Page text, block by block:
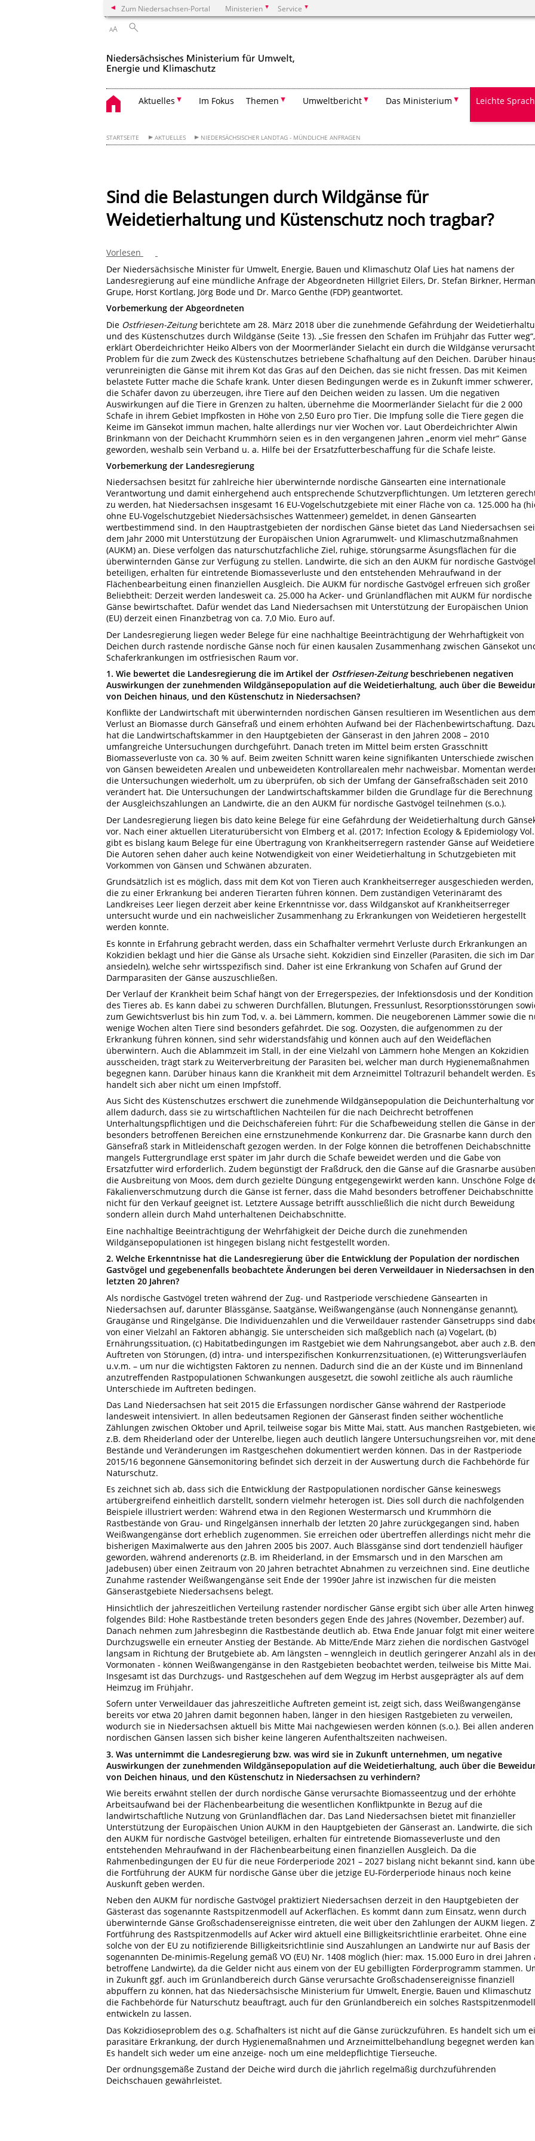
Zum Niedersachsen-Portal Ministerien Service
AA
Aktuelles Im Fokus Themen Umweltbericht Das Ministerium Leichte
STARTSEITE AKTUELLES NIEDERSÄCHSISCHER LANDTAG - MÜNDLICHE ANFRAGEN
Sind die Belastungen durch Wildgänse für
Weidetierhaltung und Küstenschutz noch tragbar?
Vorlesen
Der Niedersächsische Minister für Umwelt, Energie, Bauen und Klimaschutz Olaf Lies hat namens der
Landesregierung auf eine mündliche Anfrage der Abgeordneten Hillgriet Eilers, Dr. Stefan Birkner,
Grupe, Horst Kortlang, Jörg Bode und Dr. Marco Genthe (FDP) geantwortet.
Vorbemerkung der Abgeordneten
Die Ostfriesen-Zeitungberichtete am 28. März 2018 über die zunehmende Gefährdung der
und des Küstenschutzes durch Wildgänse (Seite 13). „Sie fressen den Schafen im Frühjahr das Futter weg“,
erklärt Oberdeichrichter Heiko Albers von der Moormerländer Sielacht ein durch die Wildgänse
Problem für die zum Zweck des Küstenschutzes betriebene Schafhaltung auf den Deichen. Darüber
verunreinigten die Gänse mit ihrem Kot das Gras auf den Deichen, das sie nicht fressen. Das mit Keimen
belastete Futter mache die Schafe krank. Unter diesen Bedingungen werde es in Zukunft immer schwerer,
die Schäfer davon zu überzeugen, ihre Tiere auf den Deichen weiden zu lassen. Um die negativen
Auswirkungen auf die Tiere in Grenzen zu halten, übernehme die Moormerländer Sielacht für die 2 000
Schafe in ihrem Gebiet Impfkosten in Höhe von 2,50 Euro pro Tier. Die Impfung solle die Tiere gegen die
Keime im Gänsekot immun machen, halte allerdings nur vier Wochen vor. Laut Oberdeichrichter Alwin
Brinkmann von der Deichacht Krummhörn seien es in den vergangenen Jahren „enorm viel mehr“ Gänse
geworden, weshalb sein Verband u. a. Hilfe bei der Ersatzfutterbeschaffung für die Schafe leiste.
Vorbemerkung der Landesregierung
Niedersachsen besitzt für zahlreiche hier überwinternde nordische Gänsearten eine internationale
Verantwortung und damit einhergehend auch entsprechende Schutzverpflichtungen. Um letzteren
zu werden, hat Niedersachsen insgesamt 16 EU-Vogelschutzgebiete mit einer Fläche von ca. 125.000 ha
ohne EU-Vogelschutzgebiet Niedersächsisches Wattenmeer) gemeldet, in denen Gänsearten
wertbestimmend sind. In den Hauptrastgebieten der nordischen Gänse bietet das Land Niedersachsen
dem Jahr 2000 mit Unterstützung der Europäischen Union Agrarumwelt- und Klimaschutzmaßnahmen
(AUKM) an. Diese verfolgen das naturschutzfachliche Ziel, ruhige, störungsarme Äsungsflächen für die
überwinternden Gänse zur Verfügung zu stellen. Landwirte, die sich an den AUKM für nordische Gastvögel
beteiligen, erhalten für eintretende Biomasseverluste und den entstehenden Mehraufwand in der
Flächenbearbeitung einen finanziellen Ausgleich. Die AUKM für nordische Gastvögel erfreuen sich großer
Beliebtheit: Derzeit werden landesweit ca. 25.000 ha Acker- und Grünlandflächen mit AUKM für nordische
Gänse bewirtschaftet. Dafür wendet das Land Niedersachsen mit Unterstützung der Europäischen Union
(EU) derzeit einen Finanzbetrag von ca. 7,0 Mio. Euro auf.
Der Landesregierung liegen weder Belege für eine nachhaltige Beeinträchtigung der Wehrhaftigkeit von
Deichen durch rastende nordische Gänse noch für einen kausalen Zusammenhang zwischen Gänsekot
Schaferkrankungen im ostfriesischen Raum vor.
1. Wie bewertet die Landesregierung die im Artikel der Ostfriesen-Zeitungbeschriebenen negativen
Auswirkungen der zunehmenden Wildgänsepopulation auf die Weidetierhaltung, auch über die
von Deichen hinaus, und den Küstenschutz in Niedersachsen?
Konflikte der Landwirtschaft mit überwinternden nordischen Gänsen resultieren im Wesentlichen aus dem
Verlust an Biomasse durch Gänsefraß und einem erhöhten Aufwand bei der Flächenbewirtschaftung.
hat die Landwirtschaftskammer in den Hauptgebieten der Gänserast in den Jahren 2008 – 2010
umfangreiche Untersuchungen durchgeführt. Danach treten im Mittel beim ersten Grasschnitt
Biomasseverluste von ca. 30 % auf. Beim zweiten Schnitt waren keine signifikanten Unterschiede zwischen
von Gänsen beweideten Arealen und unbeweideten Kontrollarealen mehr nachweisbar. Momentan
die Untersuchungen wiederholt, um zu überprüfen, ob sich der Umfang der Gänsefraßschäden seit 2010
verändert hat. Die Untersuchungen der Landwirtschaftskammer bilden die Grundlage für die Berechnung
der Ausgleichszahlungen an Landwirte, die an den AUKM für nordische Gastvögel teilnehmen (s.o.).
Der Landesregierung liegen bis dato keine Belege für eine Gefährdung der Weidetierhaltung durch
vor. Nach einer aktuellen Literaturübersicht von Elmberg et al. (2017; Infection Ecology & Epidemiology
gibt es bislang kaum Belege für eine Übertragung von Krankheitserregern rastender Gänse auf
Die Autoren sehen daher auch keine Notwendigkeit von einer Weidetierhaltung in Schutzgebieten mit
Vorkommen von Gänsen und Schwänen abzuraten.
Grundsätzlich ist es möglich, dass mit dem Kot von Tieren auch Krankheitserreger ausgeschieden werden,
die zu einer Erkrankung bei anderen Tierarten führen können. Dem zuständigen Veterinäramt des
Landkreises Leer liegen derzeit aber keine Erkenntnisse vor, dass Wildganskot auf Krankheitserreger
untersucht wurde und ein nachweislicher Zusammenhang zu Erkrankungen von Weidetieren hergestellt
werden konnte.
Es konnte in Erfahrung gebracht werden, dass ein Schafhalter vermehrt Verluste durch Erkrankungen an
Kokzidien beklagt und hier die Gänse als Ursache sieht. Kokzidien sind Einzeller (Parasiten, die sich im
ansiedeln), welche sehr wirtsspezifisch sind. Daher ist eine Erkrankung von Schafen auf Grund der
Darmparasiten der Gänse auszuschließen.
Der Verlauf der Krankheit beim Schaf hängt von der Erregerspezies, der Infektionsdosis und der Kondition
des Tieres ab. Es kann dabei zu schweren Durchfällen, Blutungen, Fressunlust, Resorptionsstörungen
zum Gewichtsverlust bis hin zum Tod, v. a. bei Lämmern, kommen. Die neugeborenen Lämmer sowie die
wenige Wochen alten Tiere sind besonders gefährdet. Die sog. Oozysten, die aufgenommen zu der
Erkrankung führen können, sind sehr widerstandsfähig und können auch auf den Weideflächen
überwintern. Auch die Ablammzeit im Stall, in der eine Vielzahl von Lämmern hohe Mengen an Kokzidien
ausscheiden, trägt stark zu Weiterverbreitung der Parasiten bei, welcher man durch Hygienemaßnahmen
begegnen kann. Darüber hinaus kann die Krankheit mit dem Arzneimittel Toltrazuril behandelt werden. Es
handelt sich aber nicht um einen Impfstoff.
Aus Sicht des Küstenschutzes erschwert die zunehmende Wildgänsepopulation die Deichunterhaltung vor
allem dadurch, dass sie zu wirtschaftlichen Nachteilen für die nach Deichrecht betroffenen
Unterhaltungspflichtigen und die Deichschäfereien führt: Für die Schafbeweidung stellen die Gänse in
besonders betroffenen Bereichen eine ernstzunehmende Konkurrenz dar. Die Grasnarbe kann durch den
Gänsefraß stark in Mitleidenschaft gezogen werden. In der Folge können die betroffenen Deichabschnitte
mangels Futtergrundlage erst später im Jahr durch die Schafe beweidet werden und die Gabe von
Ersatzfutter wird erforderlich. Zudem begünstigt der Fraßdruck, den die Gänse auf die Grasnarbe
die Ausbreitung von Moos, dem durch gezielte Düngung entgegengewirkt werden kann. Unschöne Folge
Fäkalienverschmutzung durch die Gänse ist ferner, dass die Mahd besonders betroffener Deichabschnitte
nicht für den Verkauf geeignet ist. Letztere Aussage betrifft ausschließlich die nicht durch Beweidung
sondern allein durch Mahd unterhaltenen Deichabschnitte.
Eine nachhaltige Beeinträchtigung der Wehrfähigkeit der Deiche durch die zunehmenden
Wildgänsepopulationen ist hingegen bislang nicht festgestellt worden.
2. Welche Erkenntnisse hat die Landesregierung über die Entwicklung der Population der nordischen
Gastvögel und gegebenenfalls beobachtete Änderungen bei deren Verweildauer in Niedersachsen in den
letzten 20 Jahren?
Als nordische Gastvögel treten während der Zug- und Rastperiode verschiedene Gänsearten in
Niedersachsen auf, darunter Blässgänse, Saatgänse, Weißwangengänse (auch Nonnengänse genannt),
Graugänse und Ringelgänse. Die Individuenzahlen und die Verweildauer rastender Gänsetrupps sind
von einer Vielzahl an Faktoren abhängig. Sie unterscheiden sich maßgeblich nach (a) Vogelart, (b)
Ernährungssituation, (c) Habitatbedingungen im Rastgebiet wie dem Nahrungsangebot, aber auch z.B.
Auftreten von Störungen, (d) intra- und interspezifischen Konkurrenzsituationen, (e) Witterungsverläufen
u.v.m. – um nur die wichtigsten Faktoren zu nennen. Dadurch sind die an der Küste und im Binnenland
anzutreffenden Rastpopulationen Schwankungen ausgesetzt, die sowohl zeitliche als auch räumliche
Unterschiede im Auftreten bedingen.
Das Land Niedersachsen hat seit 2015 die Erfassungen nordischer Gänse während der Rastperiode
landesweit intensiviert. In allen bedeutsamen Regionen der Gänserast finden seither wöchentliche
Zählungen zwischen Oktober und April, teilweise sogar bis Mitte Mai, statt. Aus manchen Rastgebieten,
z.B. dem Rheiderland oder der Unterelbe, liegen auch deutlich längere Untersuchungsreihen vor, mit
Bestände und Veränderungen im Rastgeschehen dokumentiert werden können. Das in der Rastperiode
2015/16 begonnene Gänsemonitoring befindet sich derzeit in der Auswertung durch die Fachbehörde für
Naturschutz.
Es zeichnet sich ab, dass sich die Entwicklung der Rastpopulationen nordischer Gänse keineswegs
artübergreifend einheitlich darstellt, sondern vielmehr heterogen ist. Dies soll durch die nachfolgenden
Beispiele illustriert werden: Während etwa in den Regionen Westermarsch und Krummhörn die
Rastbestände von Grau- und Ringelgänsen innerhalb der letzten 20 Jahre zurückgegangen sind, haben
Weißwangengänse dort erheblich zugenommen. Sie erreichen oder übertreffen allerdings nicht mehr die
bisherigen Maximalwerte aus den Jahren 2005 bis 2007. Auch Blässgänse sind dort tendenziell häufiger
geworden, während anderenorts (z.B. im Rheiderland, in der Emsmarsch und in den Marschen am
Jadebusen) über einen Zeitraum von 20 Jahren betrachtet Abnahmen zu verzeichnen sind. Eine deutliche
Zunahme rastender Weißwangengänse seit Ende der 1990er Jahre ist inzwischen für die meisten
Gänserastgebiete Niedersachsens belegt.
Hinsichtlich der jahreszeitlichen Verteilung rastender nordischer Gänse ergibt sich über alle Arten hinweg
folgendes Bild: Hohe Rastbestände treten besonders gegen Ende des Jahres (November, Dezember) auf.
Danach nehmen zum Jahresbeginn die Rastbestände deutlich ab. Etwa Ende Januar folgt mit einer
Durchzugswelle ein erneuter Anstieg der Bestände. Ab Mitte/Ende März ziehen die nordischen Gastvögel
langsam in Richtung der Brutgebiete ab. Am längsten – wenngleich in deutlich geringerer Anzahl als in
Vormonaten - können Weißwangengänse in den Rastgebieten beobachtet werden, teilweise bis Mitte Mai.
Insgesamt ist das Durchzugs- und Rastgeschehen auf dem Wegzug im Herbst ausgeprägter als auf dem
Heimzug im Frühjahr.
Sofern unter Verweildauer das jahreszeitliche Auftreten gemeint ist, zeigt sich, dass Weißwangengänse
bereits vor etwa 20 Jahren damit begonnen haben, länger in den hiesigen Rastgebieten zu verweilen,
wodurch sie in Niedersachsen aktuell bis Mitte Mai nachgewiesen werden können (s.o.). Bei allen anderen
nordischen Gänsen lassen sich bisher keine längeren Aufenthaltszeiten nachweisen.
3. Was unternimmt die Landesregierung bzw. was wird sie in Zukunft unternehmen, um negative
Auswirkungen der zunehmenden Wildgänsepopulation auf die Weidetierhaltung, auch über die
von Deichen hinaus, und den Küstenschutz in Niedersachsen zu verhindern?
Wie bereits erwähnt stellen der durch nordische Gänse verursachte Biomasseentzug und der erhöhte
Arbeitsaufwand bei der Flächenbearbeitung die wesentlichen Konfliktpunkte in Bezug auf die
landwirtschaftliche Nutzung von Grünlandflächen dar. Das Land Niedersachsen bietet mit finanzieller
Unterstützung der Europäischen Union AUKM in den Hauptgebieten der Gänserast an. Landwirte, die sich
den AUKM für nordische Gastvögel beteiligen, erhalten für eintretende Biomasseverluste und den
entstehenden Mehraufwand in der Flächenbearbeitung einen finanziellen Ausgleich. Da die
Rahmenbedingungen der EU für die neue Förderperiode 2021 – 2027 bislang nicht bekannt sind, kann
die Fortführung der AUKM für nordische Gänse über die jetzige EU-Förderperiode hinaus noch keine
Auskunft geben werden.
Neben den AUKM für nordische Gastvögel praktiziert Niedersachsen derzeit in den Hauptgebieten der
Gästerast das sogenannte Rastspitzenmodell auf Ackerflächen. Es kommt dann zum Einsatz, wenn durch
überwinternde Gänse Großschadensereignisse eintreten, die weit über den Zahlungen der AUKM liegen.
Fortführung des Rastspitzenmodells auf Acker wird aktuell eine Billigkeitsrichtlinie erarbeitet. Ohne eine
solche von der EU zu notifizierende Billigkeitsrichtlinie sind Auszahlungen an Landwirte nur auf Basis der
sogenannten De-minimis-Regelung gemäß VO (EU) Nr. 1408 möglich (hier: max. 15.000 Euro in drei Jahren
betroffene Landwirte), da die Gelder nicht aus einem von der EU gebilligten Förderprogramm stammen.
in Zukunft ggf. auch im Grünlandbereich durch Gänse verursachte Großschadensereignisse finanziell
abpuffern zu können, hat das Niedersächsische Ministerium für Umwelt, Energie, Bauen und Klimaschutz
die Fachbehörde für Naturschutz beauftragt, auch für den Grünlandbereich ein solches Rastspitzenmodell
entwickeln zu lassen.
Das Kokzidioseproblem des o.g. Schafhalters ist nicht auf die Gänse zurückzuführen. Es handelt sich um
parasitäre Erkrankung, der durch Hygienemaßnahmen und Arzneimittelbehandlung begegnet werden
Es handelt sich weder um eine anzeige- noch um eine meldepflichtige Tierseuche.
Der ordnungsgemäße Zustand der Deiche wird durch die jährlich regelmäßig durchzuführenden
Deichschauen gewährleistet.